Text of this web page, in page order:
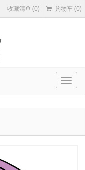
收藏清单(0) 购物车(0)